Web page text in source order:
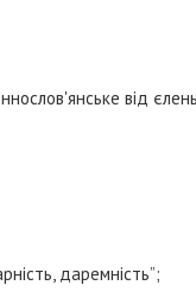
від
даремність”;